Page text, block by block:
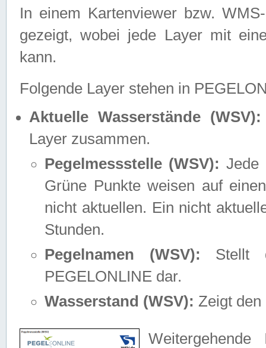
In einem Kartenviewer bzw.
gezeigt, wobei jede Layer mit
kann.
Folgende Layer stehen in
Aktuelle Wasserstände (WSV):
Layer zusammen.
Pegelmessstelle (WSV): Jede
Grüne Punkte weisen auf
nicht aktuellen. Ein nicht
Stunden.
Pegelnamen (WSV): Stellt
PEGELONLINE dar.
Wasserstand (WSV): Zeigt den